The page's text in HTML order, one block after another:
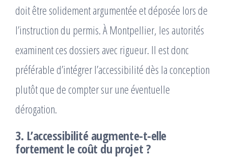
doit être solidement argumentée et déposée lors de
l’instruction du permis. À Montpellier, les autorités
examinent ces dossiers avec rigueur. Il est donc
préférable d’intégrer l’accessibilité dès la conception
plutôt que de compter sur une éventuelle
dérogation.
3. L’accessibilité augmente-t-elle
fortement le coût du projet ?